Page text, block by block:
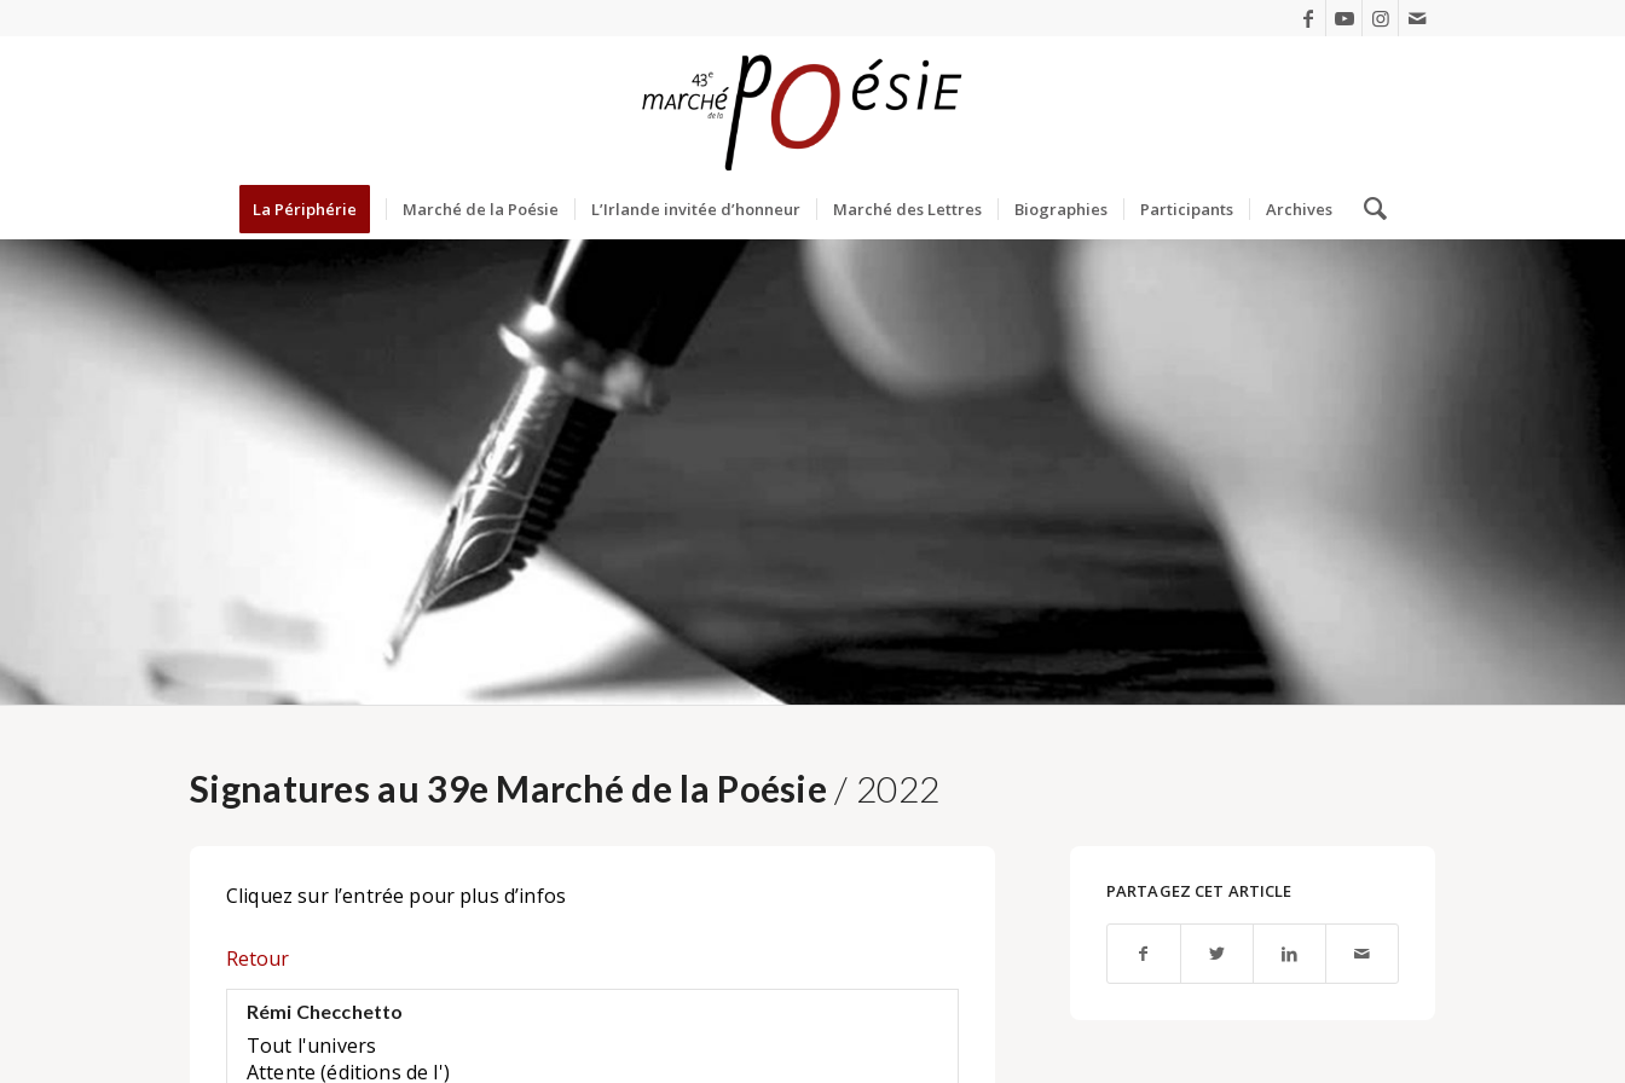
La Périphérie Marché de la Poésie L’Irlande invitée d’honneur Marché des Lettres Biographies Participants Archives
Signatures au 39e Marché de la Poésie / 2022
Cliquez sur l’entrée pour plus d’infos
Retour
Rémi Checchetto
Tout l'univers
Attente (éditions de l')
PARTAGEZ CET ARTICLE